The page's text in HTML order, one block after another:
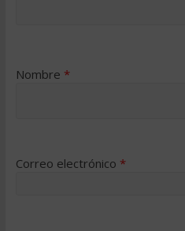
Nombre *
Correo electrónico *